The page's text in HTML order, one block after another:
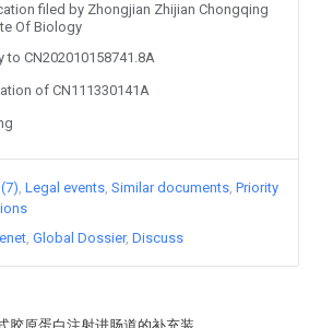
filed by Zhongjian Zhijian Chongqing
Of Biology
to CN202010158741.8A
of CN111330141A
Legal events Similar documents Priority
Global Dossier Discuss